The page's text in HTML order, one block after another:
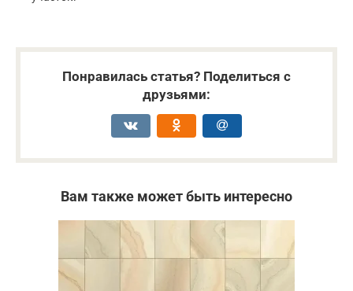
Понравилась статья? Поделиться с
друзьями:
Вам также может быть интересно